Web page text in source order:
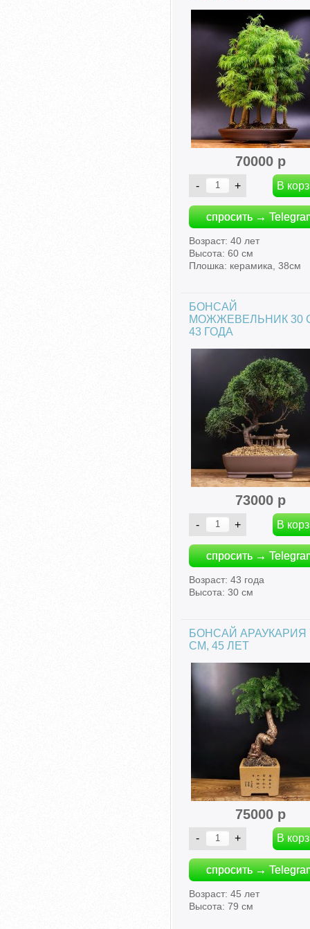
70000 р
спросить →
Возраст: 40 лет
Высота: 60 см
Плошка: керамика, 38см
БОНСАЙ
МОЖЖЕВЕЛЬНИК 30
43 ГОДА
73000 р
спросить →
Возраст: 43 года
Высота: 30 см
БОНСАЙ АРАУКАРИЯ
СМ, 45 ЛЕТ
75000 р
спросить →
Возраст: 45 лет
Высота: 79 см